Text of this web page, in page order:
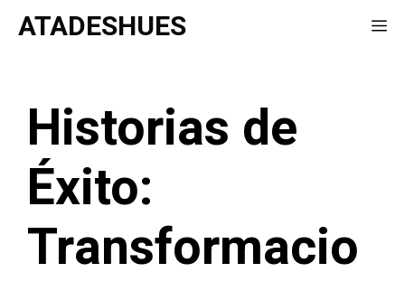
Saltar
ATADESHUES
Historias de
Éxito:
Transformacio